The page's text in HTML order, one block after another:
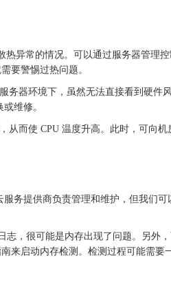
异常的情况。可以通过服务器管理
要警惕过热问题。
务器环境下，虽然无法直接看到硬件
维修。
从而使 CPU 温度升高。此时，可向机
务提供商负责管理和维护，但我们可
志，很可能是内存出现了问题。另外
来启动内存检测。检测过程可能需要